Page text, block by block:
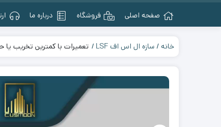
صفحه اصلی فروشگاه درباره ما
خانه سازه ال اس اف LSF تعمیرات با کمترین تخریب